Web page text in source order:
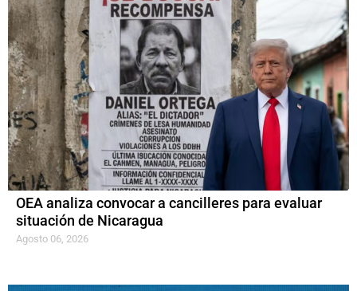
OEA analiza convocar a cancilleres para evaluar
situación de Nicaragua
Agosto 06, 2026